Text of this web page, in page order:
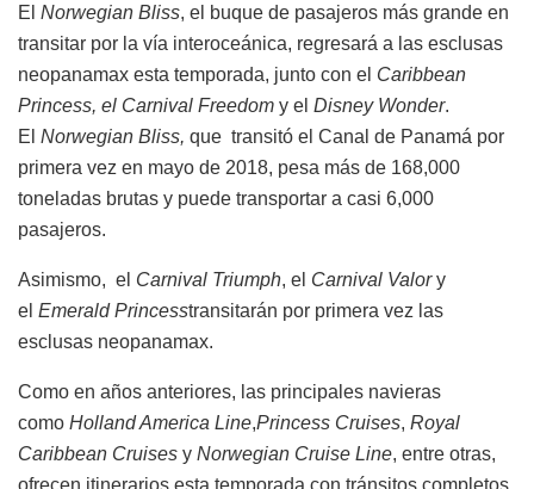
El Norwegian Bliss, el buque de pasajeros más grande en
transitar por la vía interoceánica, regresará a las esclusas
neopanamax esta temporada, junto con el Caribbean
Princess, el Carnival Freedom y el Disney Wonder.
El Norwegian Bliss, que transitó el Canal de Panamá por
primera vez en mayo de 2018, pesa más de 168,000
toneladas brutas y puede transportar a casi 6,000
pasajeros.
Asimismo, el Carnival Triumph, el Carnival Valory
el Emerald Princesstransitarán por primera vez las
esclusas neopanamax.
Como en años anteriores, las principales navieras
como Holland America Line,Princess Cruises, Royal
Caribbean Cruises y Norwegian Cruise Line, entre otras,